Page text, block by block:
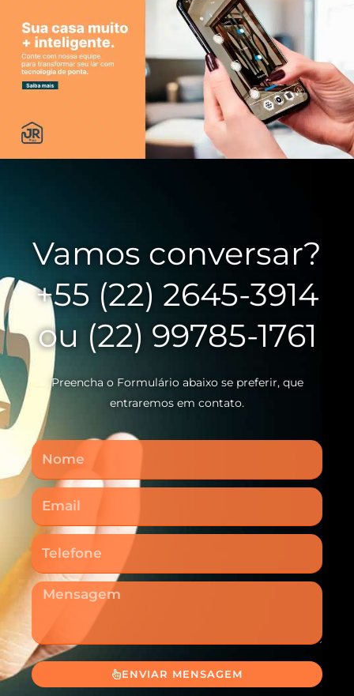
Vamos conversar?
+55 (22) 2645-3914
ou (22) 99785-1761
Preencha o Formulário abaixo se preferir, que
entraremos em contato.
Nome
Email
Telefone
Mensagem
ENVIAR MENSAGEM